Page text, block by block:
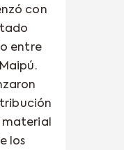
con
entre
los